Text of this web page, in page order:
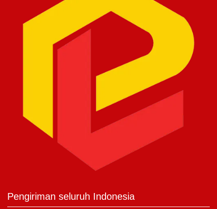
Pengiriman seluruh Indonesia